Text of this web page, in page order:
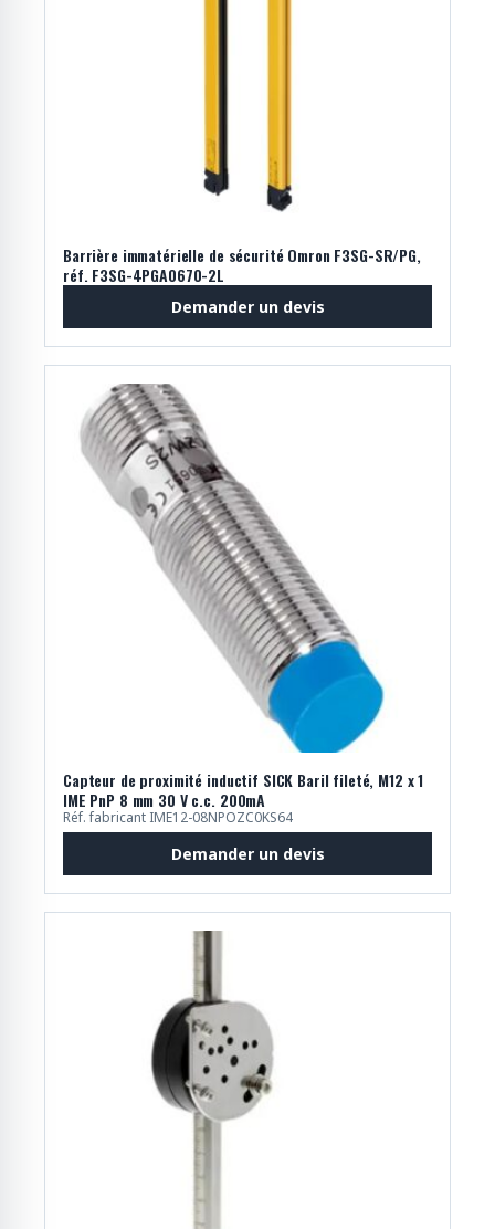
Barrière immatérielle de sécurité Omron F3SG-SR/PG,
réf. F3SG-4PGA0670-2L
Demander un devis
Capteur de proximité inductif SICK Baril fileté, M12 x 1
IME PnP 8 mm 30 V c.c. 200mA
Réf. fabricant IME12-08NPOZC0KS64
Demander un devis